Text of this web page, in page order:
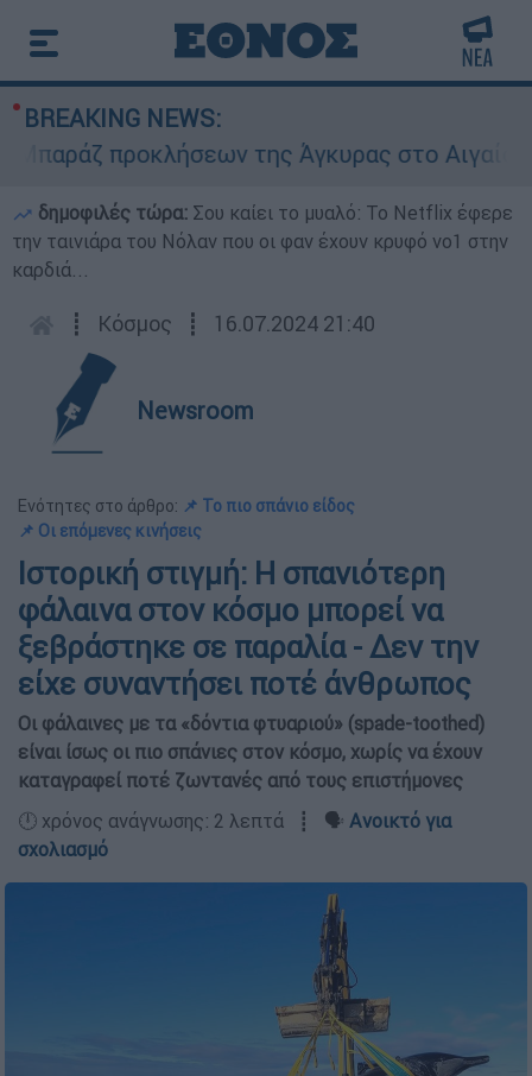
BREAKING NEWS:
προκλήσεων της Άγκυρας στο Αιγαίο:
δημοφιλές τώρα: Σου καίει το μυαλό: Το Netflix έφερε
την ταινιάρα του Νόλαν που οι φαν έχουν κρυφό νο1 στην
καρδιά...
┋ Κόσμος ┋ 16.07.2024 21:40
Newsroom
Ενότητες στο άρθρο: 📌 Το πιο σπάνιο είδος
📌 Οι επόμενες κινήσεις
Ιστορική στιγμή: Η σπανιότερη
φάλαινα στον κόσμο μπορεί να
ξεβράστηκε σε παραλία - Δεν την
είχε συναντήσει ποτέ άνθρωπος
Οι φάλαινες με τα «δόντια φτυαριού» (spade-toothed)
είναι ίσως οι πιο σπάνιες στον κόσμο, χωρίς να έχουν
καταγραφεί ποτέ ζωντανές από τους επιστήμονες
🕛 χρόνος ανάγνωσης: 2 λεπτά ┋ 🗣️ Ανοικτό για
σχολιασμό